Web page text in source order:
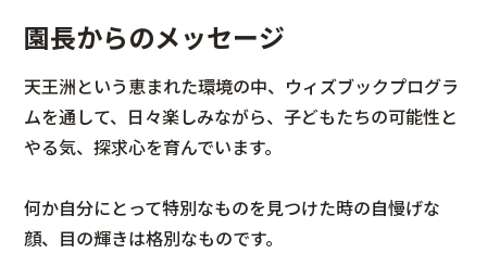
園長からのメッセージ
天王洲という恵まれた環境の中、ウィズブックプログラ
ムを通して、日々楽しみながら、子どもたちの可能性と
やる気、探求心を育んでいます。
何か自分にとって特別なものを見つけた時の自慢げな
顔、目の輝きは格別なものです。